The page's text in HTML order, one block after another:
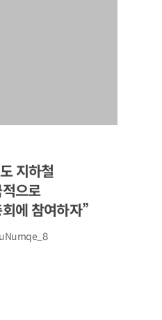
지하철
으로
에 참여하자”